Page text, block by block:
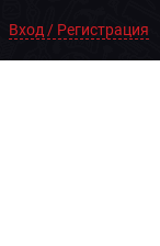
Вход / Регистрация